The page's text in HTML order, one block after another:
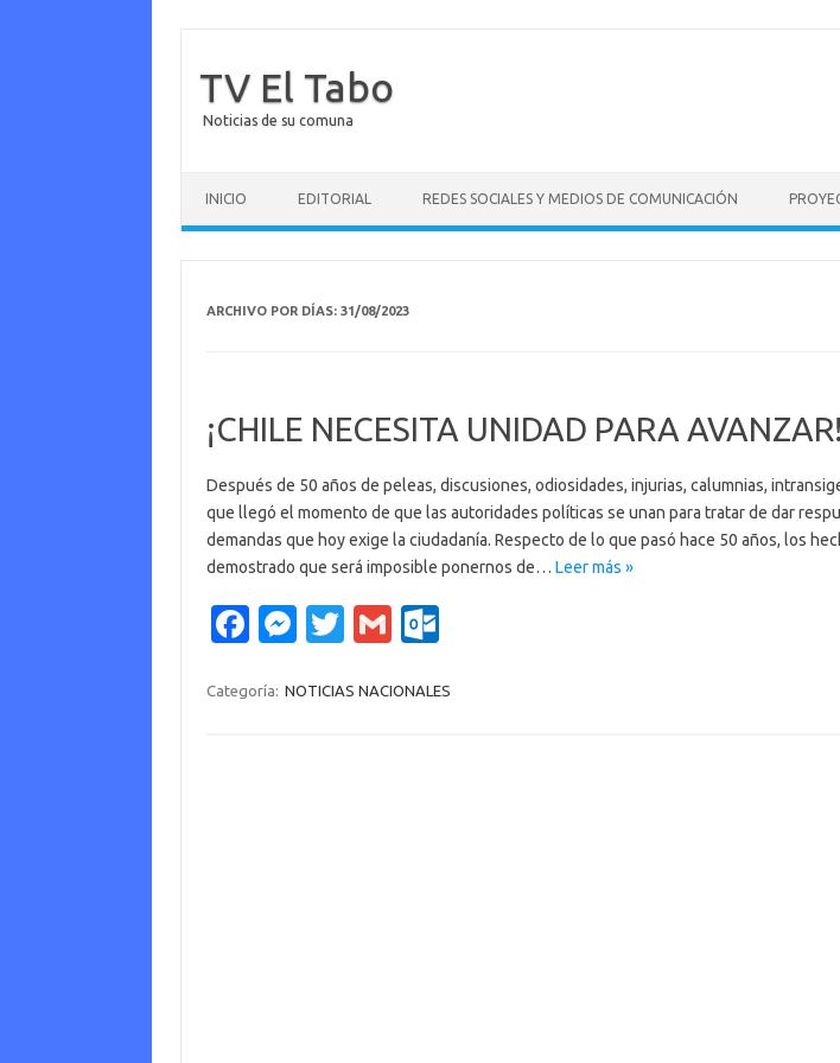
TV El Tabo
Noticias de su comuna
INICIO EDITORIAL REDES SOCIALES Y MEDIOS DE COMUNICACIÓN
ARCHIVO POR DÍAS: 31/08/2023
¡CHILE NECESITA UNIDAD PARA AVANZAR!
Después de 50 años de peleas, discusiones, odiosidades, injurias, calumnias,
que llegó el momento de que las autoridades políticas se unan para tratar de dar
demandas que hoy exige la ciudadanía. Respecto de lo que pasó hace 50 años, los
demostrado que será imposible ponernos de… Leer más »
Fa
e
M
se
T
it
G
ail lo
Categoría: NOTICIAS NACIONALES